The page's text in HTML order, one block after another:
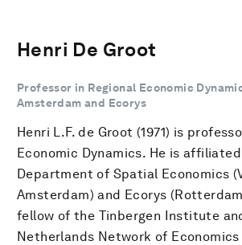
Henri De Groot
Professor in Regional Economic
Amsterdam and Ecorys
Henri L.F. de Groot (1971) is
Economic Dynamics. He is
Department of Spatial Economics
Amsterdam) and Ecorys
fellow of the Tinbergen Institute
Netherlands Network of Economics